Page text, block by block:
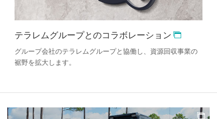
テラレムグループとのコラボレーション
グループ会社のテラレムグループと協働し、資源回収事業の
裾野を拡大します。